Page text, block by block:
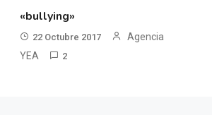
«bullying»
22 Octubre 2017
Agencia
YEA
2